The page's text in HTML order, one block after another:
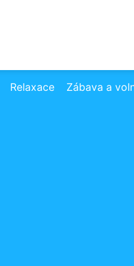
Relaxace Zábava a